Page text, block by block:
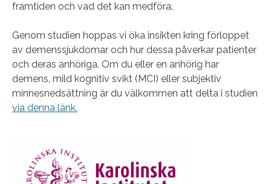
framtiden och vad det kan medföra.
Genom studien hoppas vi öka insikten kring förloppet
av demenssjukdomar och hur dessa påverkar patienter
och deras anhöriga. Om du eller en anhörig har
demens, mild kognitiv svikt (MCI) eller subjektiv
minnesnedsättning är du välkommen att delta i studien
via denna länk.